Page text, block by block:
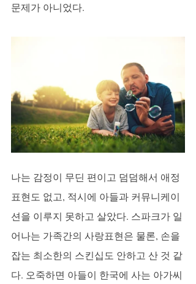
문제가 아니었다.
나는 감정이 무딘 편이고 덤덤해서 애정
표현도 없고, 적시에 아들과 커뮤니케이
션을 이루지 못하고 살았다. 스파크가 일
어나는 가족간의 사랑표현은 물론, 손을
잡는 최소한의 스킨십도 안하고 산 것 같
다. 오죽하면 아들이 한국에 사는 아가씨